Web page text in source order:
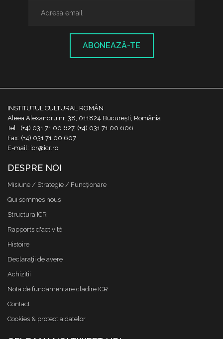
ABONEAZĂ-TE
INSTITUTUL CULTURAL ROMÂN
Aleea Alexandru nr. 38, 011824 București, România
Tel.: (+4) 031 71 00 627, (+4) 031 71 00 606
Fax: (+4) 031 71 00 607
E-mail: icr@icr.ro
DESPRE NOI
Misiune / Strategie / Funcţionare
Qui sommes nous
Structura ICR
Rapports d'activité
Histoire
Declaraţii de avere
Achizitii
Nota de fundamentare cladire ICR
Contact
Cookies & protectia datelor